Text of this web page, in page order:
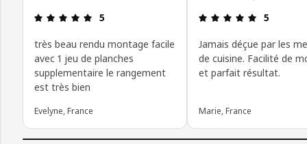
Avis: 5 sur 5 étoiles
5
très beau rendu montage facile
avec 1 jeu de planches
supplementaire le rangement
est très bien
Evelyne, France
Avis: 5 sur
5
Jamais déçue par les
de cuisine. Facilité de
et parfait résultat.
Marie, France